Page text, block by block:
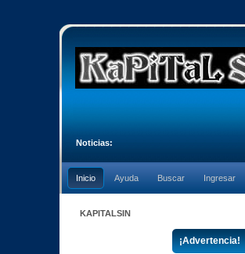
Noticias:
Inicio Ayuda Buscar Ingresar
KAPITALSIN
¡Advertencia!